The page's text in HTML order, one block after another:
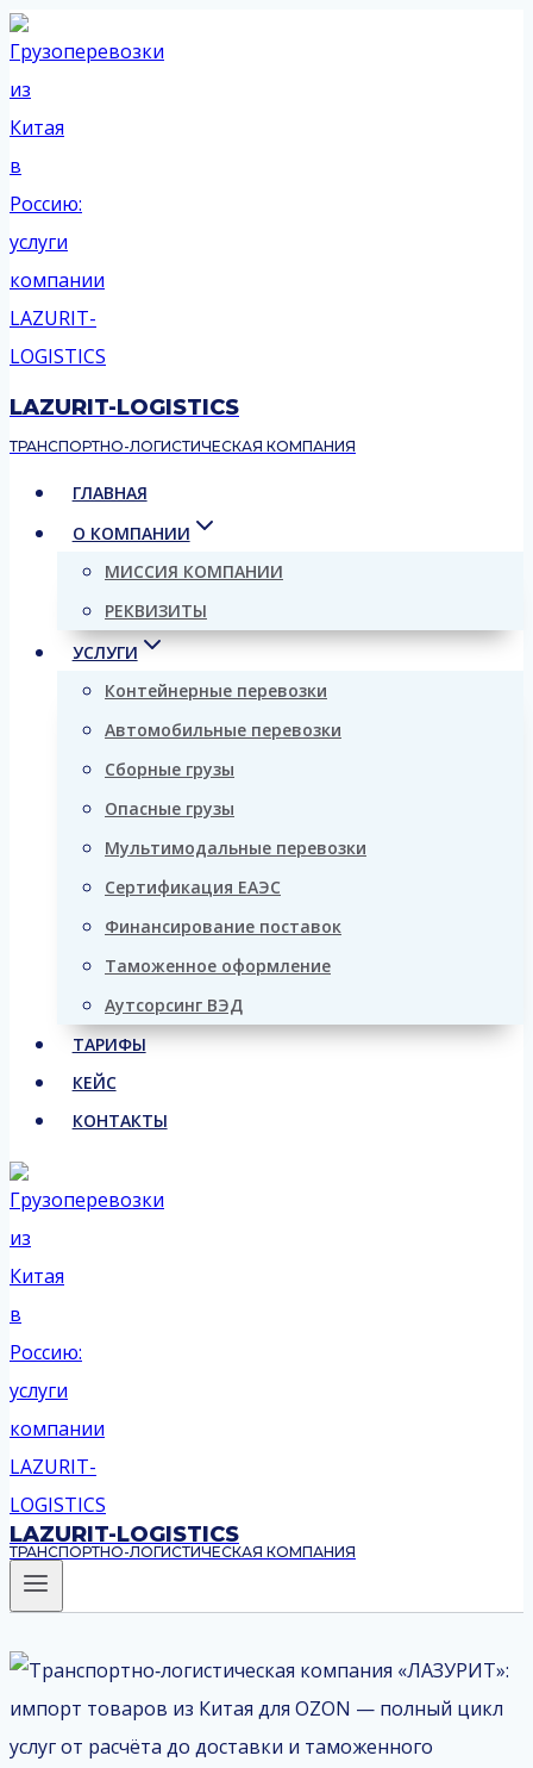
Перейти
к
содержимому
LAZURIT-LOGISTICS
ТРАНСПОРТНО-ЛОГИСТИЧЕСКАЯ КОМПАНИЯ
ГЛАВНАЯ
О КОМПАНИИ
МИССИЯ КОМПАНИИ
РЕКВИЗИТЫ
УСЛУГИ
Контейнерные перевозки
Автомобильные перевозки
Сборные грузы
Опасные грузы
Мультимодальные перевозки
Сертификация ЕАЭС
Финансирование поставок
Таможенное оформление
Аутсорсинг ВЭД
ТАРИФЫ
КЕЙС
КОНТАКТЫ
LAZURIT-LOGISTICS
ТРАНСПОРТНО-ЛОГИСТИЧЕСКАЯ КОМПАНИЯ